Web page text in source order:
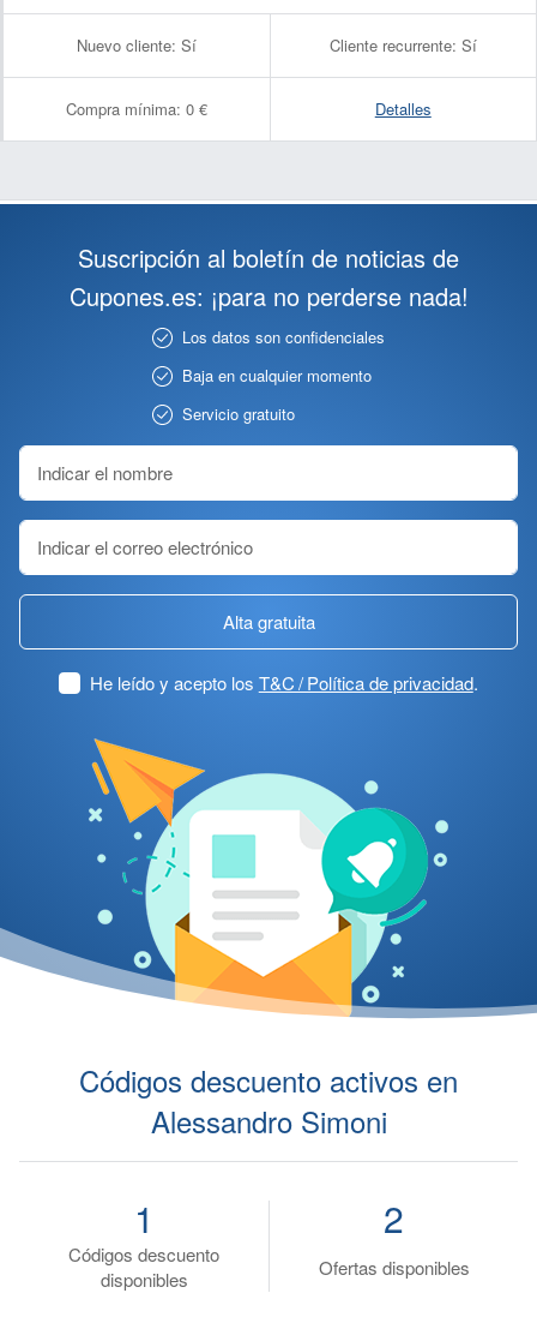
Nuevo cliente: Sí Cliente recurrente: Sí
Compra mínima: 0 € Detalles
Suscripción al boletín de noticias de
Cupones.es: ¡para no perderse nada!
Los datos son confidenciales
Baja en cualquier momento
Servicio gratuito
Alta gratuita
He leído y acepto los T&C / Política de privacidad.
Códigos descuento activos en
Alessandro Simoni
Códigos descuento
disponibles
1
Ofertas disponibles
2